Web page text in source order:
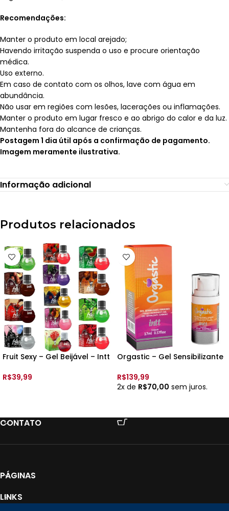
Recomendações:
Manter o produto em local arejado;
Havendo irritação suspenda o uso e procure orientação
médica.
Uso externo.
Em caso de contato com os olhos, lave com água em
abundância.
Não usar em regiões com lesões, lacerações ou inflamações.
Manter o produto em lugar fresco e ao abrigo do calor e da luz.
Mantenha fora do alcance de crianças.
Postagem 1 dia útil após a confirmação de pagamento.
Imagem meramente ilustrativa.
Informação adicional
Produtos relacionados
Fruit Sexy – Gel Beijável – Intt
R$39,99
Orgastic – Gel Sensibilizante
R$139,99
2x de R$70,00 sem juros.
CONTATO
PÁGINAS
LINKS